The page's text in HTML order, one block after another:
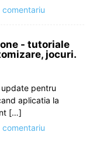
- tutoriale
jocuri.
pentru
aplicatia la
[…]